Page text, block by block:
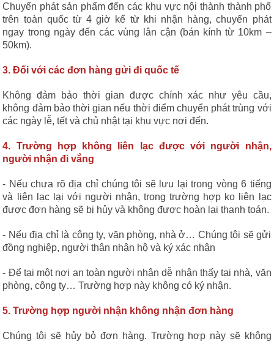
Chuyển phát sản phẩm đến các khu vực nội thành thành phố
trên toàn quốc từ 4 giờ kể từ khi nhận hàng, chuyển phát
ngay trong ngày đến các vùng lân cận (bán kính từ 10km –
50km).
3. Đối với các đơn hàng gửi đi quốc tế
Không đảm bảo thời gian được chính xác như yêu cầu,
không đảm bảo thời gian nếu thời điểm chuyển phát trùng với
các ngày lễ, tết và chủ nhật tại khu vực nơi đến.
4. Trường hợp không liên lạc được với người nhận,
người nhận đi vắng
- Nếu chưa rõ địa chỉ chúng tôi sẽ lưu lại trong vòng 6 tiếng
và liên lạc lại với người nhận, trong trường hợp ko liên lạc
được đơn hàng sẽ bị hủy và không được hoàn lại thanh toán.
- Nếu địa chỉ là công ty, văn phòng, nhà ở… Chúng tôi sẽ gửi
đồng nghiệp, người thân nhận hộ và ký xác nhận
- Để tại một nơi an toàn người nhận dễ nhận thấy tại nhà, văn
phòng, công ty… Trường hợp này không có ký nhận.
5. Trường hợp người nhận không nhận đơn hàng
Chúng tôi sẽ hủy bỏ đơn hàng. Trường hợp này sẽ không